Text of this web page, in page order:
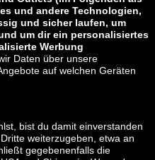
zalando-lounge.no